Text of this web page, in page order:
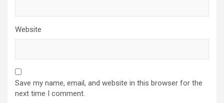
Website
Save my name, email, and website in this browser for the
next time I comment.